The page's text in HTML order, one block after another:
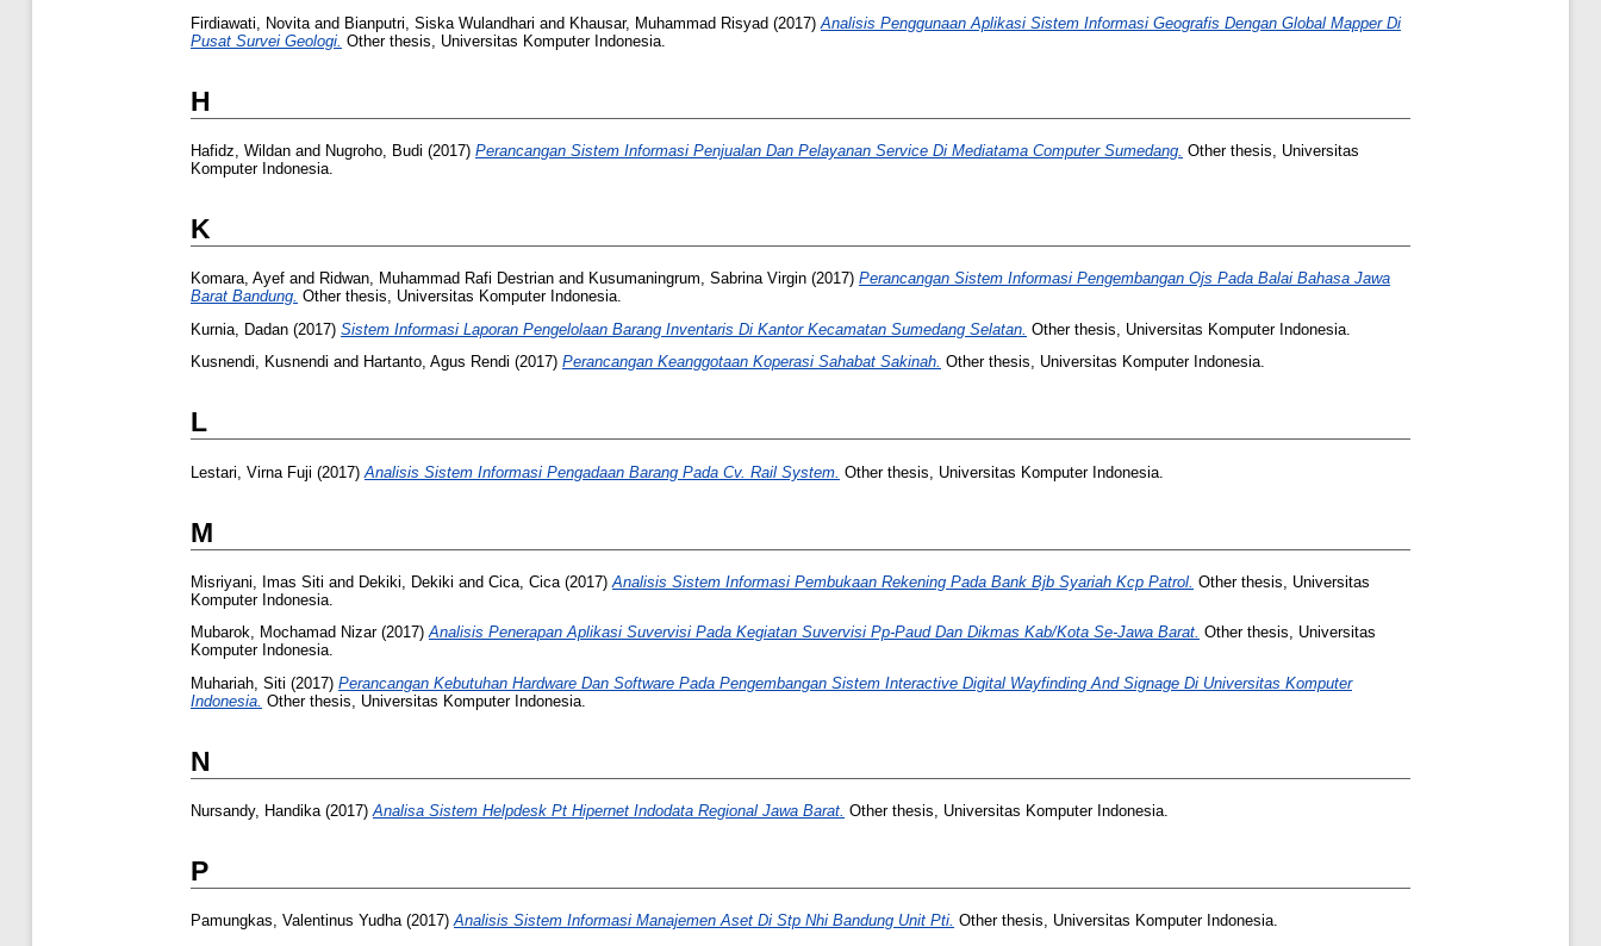
Firdiawati, Novita and Bianputri, Siska Wulandhari and Khausar, Muhammad Risyad (2017) Analisis Penggunaan Aplikasi Sistem Informasi Geografis Dengan Global Mapper Di
Pusat Survei Geologi. Other thesis, Universitas Komputer Indonesia.
H
Hafidz, Wildan and Nugroho, Budi (2017) Perancangan Sistem Informasi Penjualan Dan Pelayanan Service Di Mediatama Computer Sumedang. Other thesis, Universitas
Komputer Indonesia.
K
Komara, Ayef and Ridwan, Muhammad Rafi Destrian and Kusumaningrum, Sabrina Virgin (2017) Perancangan Sistem Informasi Pengembangan Ojs Pada Balai Bahasa Jawa
Barat Bandung. Other thesis, Universitas Komputer Indonesia.
Kurnia, Dadan (2017) Sistem Informasi Laporan Pengelolaan Barang Inventaris Di Kantor Kecamatan Sumedang Selatan. Other thesis, Universitas Komputer Indonesia.
Kusnendi, Kusnendi and Hartanto, Agus Rendi (2017) Perancangan Keanggotaan Koperasi Sahabat Sakinah. Other thesis, Universitas Komputer Indonesia.
L
Lestari, Virna Fuji (2017) Analisis Sistem Informasi Pengadaan Barang Pada Cv. Rail System. Other thesis, Universitas Komputer Indonesia.
M
Misriyani, Imas Siti and Dekiki, Dekiki and Cica, Cica (2017) Analisis Sistem Informasi Pembukaan Rekening Pada Bank Bjb Syariah Kcp Patrol. Other thesis, Universitas
Komputer Indonesia.
Mubarok, Mochamad Nizar(2017)Analisis Penerapan Aplikasi Suvervisi Pada Kegiatan Suvervisi Pp-Paud Dan Dikmas Kab/Kota Se-Jawa Barat. Other thesis, Universitas
Komputer Indonesia.
Muhariah, Siti (2017) Perancangan Kebutuhan Hardware Dan Software Pada Pengembangan Sistem Interactive Digital Wayfinding And Signage Di Universitas Komputer
Indonesia. Other thesis, Universitas Komputer Indonesia.
N
Nursandy, Handika(2017)Analisa Sistem Helpdesk Pt Hipernet Indodata Regional Jawa Barat. Other thesis, Universitas Komputer Indonesia.
P
Pamungkas, Valentinus Yudha(2017)Analisis Sistem Informasi Manajemen Aset Di Stp Nhi Bandung Unit Pti. Other thesis, Universitas Komputer Indonesia.